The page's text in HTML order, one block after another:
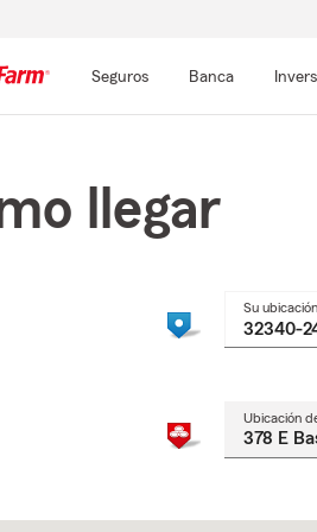
Seguros Banca
llegar
Su ubicación
Ubicación